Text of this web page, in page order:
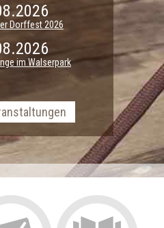
Dorffest 2026
im Walserpark